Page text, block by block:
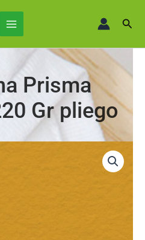
Main
Menu
Prisma
Gr pliego